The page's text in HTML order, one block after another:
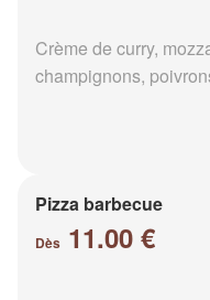
Crème de curry,
champignons,
Pizza barbecue
Dès 11.00 €